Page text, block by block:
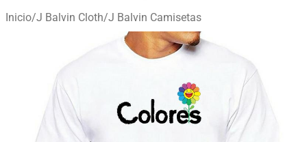
Inicio/J Balvin Cloth/J Balvin Camisetas